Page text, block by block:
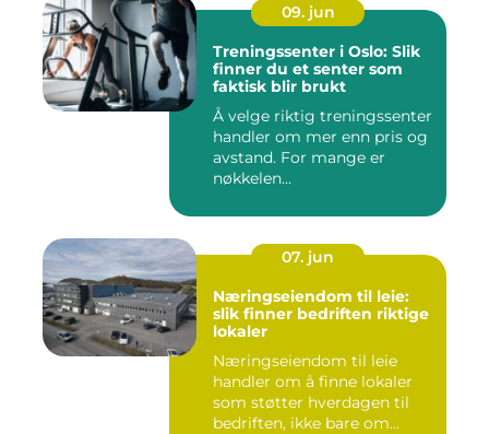
09. jun
Treningssenter i Oslo: Slik
finner du et senter som
faktisk blir brukt
Å velge riktig treningssenter
handler om mer enn pris og
avstand. For mange er
nøkkelen...
07. jun
Næringseiendom til leie:
slik finner bedriften riktige
lokaler
Næringseiendom til leie
handler om å finne lokaler
som støtter hverdagen til
bedriften, ikke bare om...